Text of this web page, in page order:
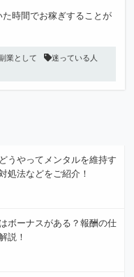
時間でお稼ぎすることが
業として
迷っている人
うやってメンタルを維持す
処法などをご紹介！
ボーナスがある？報酬の仕
説！